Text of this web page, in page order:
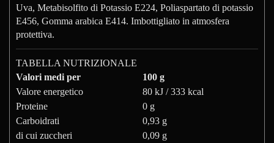
Uva, Metabisolfito di Potassio E224, Poliaspartato di potassio
E456, Gomma arabica E414. Imbottigliato in atmosfera
protettiva.
TABELLA NUTRIZIONALE
Valori medi per
100 g
Valore energetico
80 kJ / 333 kcal
Proteine
0 g
Carboidrati
0,93 g
di cui zuccheri
0,09 g